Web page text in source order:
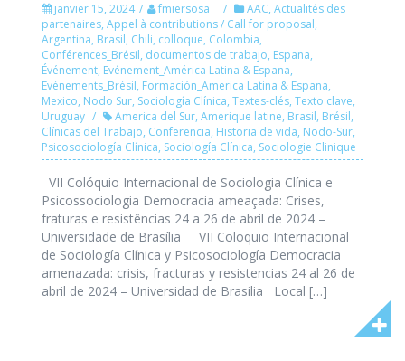
janvier 15, 2024 fmiersosa AAC, Actualités des
partenaires, Appel à contributions / Call for proposal,
Argentina, Brasil, Chili, colloque, Colombia,
Conférences_Brésil, documentos de trabajo, Espana,
Événement, Evénement_América Latina & Espana,
Evénements_Brésil, Formación_America Latina & Espana,
Mexico, Nodo Sur, Sociología Clínica, Textes-clés, Texto clave,
Uruguay
America del Sur, Amerique latine, Brasil, Brésil,
Clínicas del Trabajo, Conferencia, Historia de vida, Nodo-Sur,
Psicosociología Clínica, Sociología Clínica, Sociologie Clinique
VII Colóquio Internacional de Sociologia Clínica e
Psicossociologia Democracia ameaçada: Crises,
fraturas e resistências 24 a 26 de abril de 2024 –
Universidade de Brasília VII Coloquio Internacional
de Sociología Clínica y Psicosociología Democracia
amenazada: crisis, fracturas y resistencias 24 al 26 de
abril de 2024 – Universidad de Brasilia Local […]